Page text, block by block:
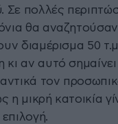
Σε πολλές
θα αναζητούσαν
διαμέρισμα 50
κι αν αυτό σημαίνει
τον
η μικρή κατοικία